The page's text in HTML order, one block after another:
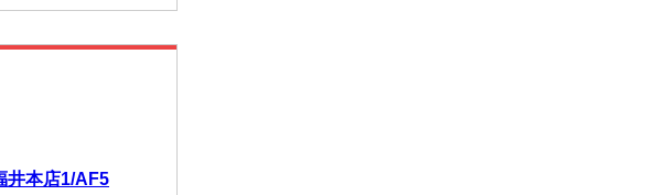
井本店1/AF5